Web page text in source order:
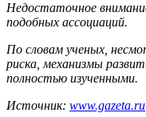
Недостаточное
подобных ассоциаций.
По словам ученых,
риска, механизмы
полностью изученными.
Источник: www.gazeta.ru